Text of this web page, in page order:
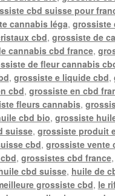
cbd suisse pour
cannabis léga, grossiste
cbd, grossiste de
cannabis cbd france,
de fleur cannabis
, grossiste e liquide cbd,
cbd, grossiste en cbd
fleurs cannabis,
cbd bio, grossiste
suisse, grossiste produit
cbd, grossiste vente
, grossistes cbd france,
cbd suisse, huile de
grossiste cbd, le